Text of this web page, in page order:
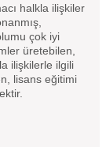
halkla ilişkiler
çok iyi
üretebilen,
ilişkilerle ilgili
lisans eğitimi